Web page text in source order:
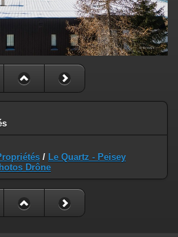
/ Le Quartz - Peisey
Drône